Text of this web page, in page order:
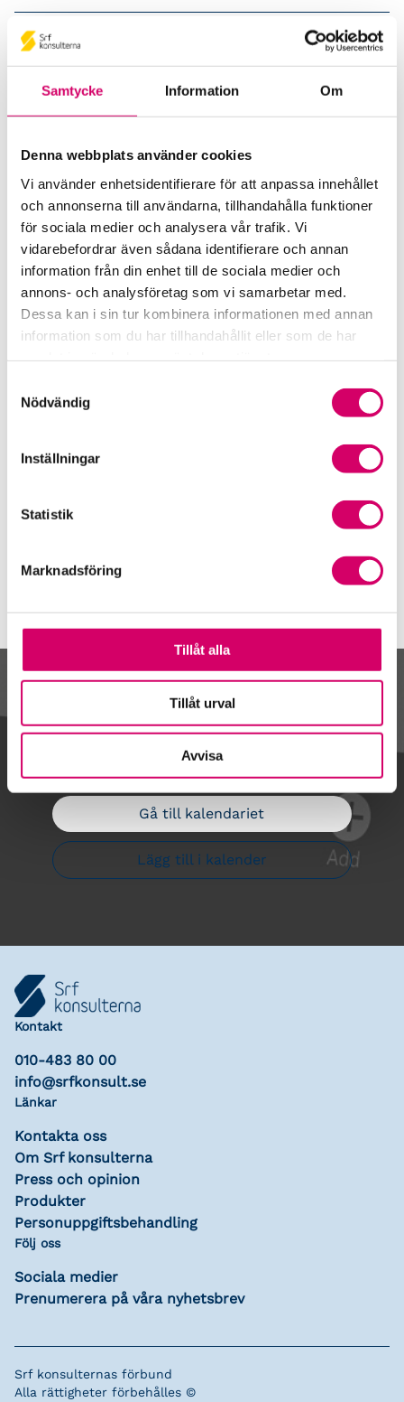
Samtycke Information Om
Denna webbplats använder cookies
Vi använder enhetsidentifierare för att anpassa innehållet
och annonserna till användarna, tillhandahålla funktioner
för sociala medier och analysera vår trafik. Vi
vidarebefordrar även sådana identifierare och annan
information från din enhet till de sociala medier och
annons- och analysföretag som vi samarbetar med.
Dessa kan i sin tur kombinera informationen med annan
information som du har tillhandahållit eller som de har
Nödvändig
Inställningar
Statistik
Marknadsföring
Tillåt alla
Tillåt urval
Avvisa
Prenumerera på våra nyhetsbrev
Påverkansarbete
Remisser
Samverkan med myndigheter och organisationer
Srf Fokusrapport 2024 – insikter för hållbart
företagande
Våra nyhetskanaler
Srf Nyhetsbevakning
Framtidsutsikter i lönebranschen
Gå till kalendariet
Lägg till i kalender
Kontakt
010-483 80 00
info@srfkonsult.se
Länkar
Kontakta oss
Om Srf konsulterna
Press och opinion
Produkter
Personuppgiftsbehandling
Följ oss
Sociala medier
Prenumerera på våra nyhetsbrev
Srf konsulternas förbund
Alla rättigheter förbehålles ©